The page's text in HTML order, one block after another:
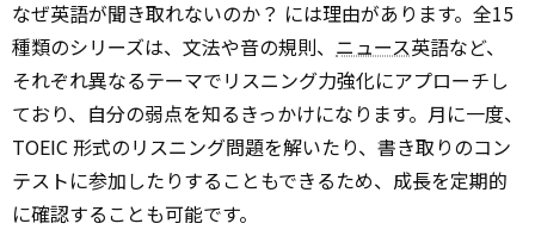
なぜ英語が聞き取れないのか？ には理由があります。全15
種類のシリーズは、文法や音の規則、 ニュース英語など、
それぞれ異なるテーマでリスニング力強化にアプローチし
ており、自分の弱点を知るきっかけになります。月に一度、
TOEIC 形式のリスニング問題を解いたり、書き取りのコン
テストに参加したりすることもできるため、成長を定期的
に確認することも可能です。